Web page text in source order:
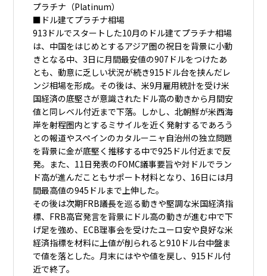
プラチナ（Platinum）
■ドル建てプラチナ相場
913ドルでスタートした10月のドル建てプラチナ相場
は、中国をはじめとするアジア圏の祝日を背景に小動
きとなる中、3日に月間最安値の907ドルをつけたあ
とも、動意に乏しい状況が続き915ドル台を挟んだレ
ンジ相場を形成。その後は、米9月雇用統計を受け米
国経済の底堅さが意識されたドル高の動きから月間安
値と同レベル付近まで下落。しかし、北朝鮮が米西海
岸を射程圏内とするミサイルを近く発射するであろう
との報道やスペインのカタルーニャ自治州の独立問題
を背景に金が底堅く推移する中で925ドル付近まで反
発。また、11日発表のFOMC議事要旨や対ドルでラン
ド高が進んだこともサポート材料となり、16日には月
間最高値の945ドルまで上伸した。
その後は次期FRB議長を巡る動きや堅調な米国経済指
標、FRB高官発言を背景にドル高の動きが進む中で下
げ足を強め、ECB理事会を受けたユーロ安や良好な米
経済指標を材料に上値が削られると910ドル台中盤ま
で値を落とした。月末にはやや値を戻し、915ドル付
近で終了。